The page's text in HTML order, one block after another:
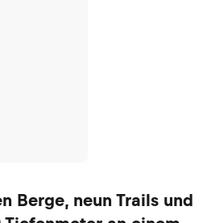
Berge, neun Trails und